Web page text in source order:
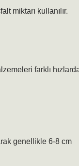
miktarı kullanılır.
farklı
genellikle 6-8 cm